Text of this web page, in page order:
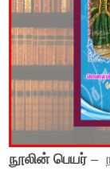
நூலின் பெயர்–